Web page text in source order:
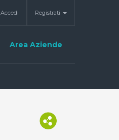
Accedi Registrati
Area Aziende